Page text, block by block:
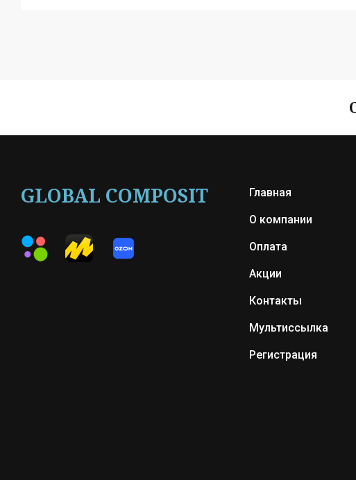
GLOBAL COMPOSIT Главная
О компании
Оплата
Акции
Контакты
Мультиссылка
Регистрация